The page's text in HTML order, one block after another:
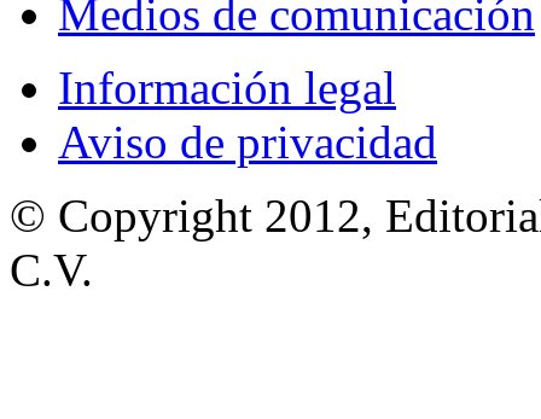
Medios de comunicación
Información legal
Aviso de privacidad
© Copyright 2012,
C.V.